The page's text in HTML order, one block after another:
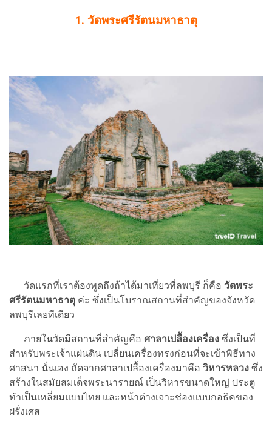
1. วัดพระศรีรัตนมหาธาตุ
วัดแรกที่เราต้องพูดถึงถ้าได้มาเที่ยวที่ลพบุรี ก็คือ วัดพระ
ศรีรัตนมหาธาตุ ค่ะ ซึ่งเป็นโบราณสถานที่สำคัญของจังหวัด
ลพบุรีเลยทีเดียว
ภายในวัดมีสถานที่สำคัญคือ ศาลาเปลื้องเครื่อง ซึ่งเป็นที่
สำหรับพระเจ้าแผ่นดิน เปลี่ยนเครื่องทรงก่อนที่จะเข้าพิธีทาง
ศาสนา นั่นเอง ถัดจากศาลาเปลื้องเครื่องมาคือ วิหารหลวง ซึ่ง
สร้างในสมัยสมเด็จพระนารายณ์ เป็นวิหารขนาดใหญ่ ประตู
ทำเป็นเหลี่ยมแบบไทย และหน้าต่างเจาะช่องแบบกอธิคของ
ฝรั่งเศส